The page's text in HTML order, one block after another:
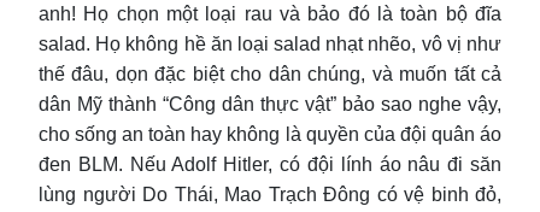
anh! Họ chọn một loại rau và bảo đó là toàn bộ đĩa
salad. Họ không hề ăn loại salad nhạt nhẽo, vô vị như
thế đâu, dọn đặc biệt cho dân chúng, và muốn tất cả
dân Mỹ thành “Công dân thực vật” bảo sao nghe vậy,
cho sống an toàn hay không là quyền của đội quân áo
đen BLM. Nếu Adolf Hitler, có đội lính áo nâu đi săn
lùng người Do Thái, Mao Trạch Đông có vệ binh đỏ,